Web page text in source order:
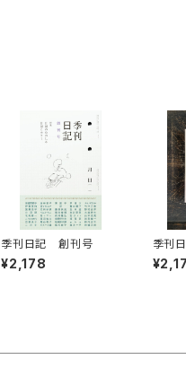
季刊日記 創刊号
¥2,178
季刊